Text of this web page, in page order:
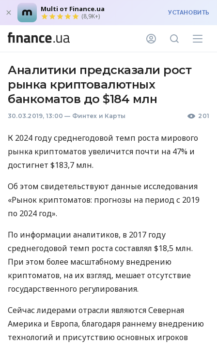
Multi от Finance.ua
(8,9K+) УСТАНОВИТЬ
Аналитики предсказали рост
рынка криптовалютных
банкоматов до $184 млн
30.03.2019, 13:00 — Финтех и Карты 201
К 2024 году среднегодовой темп роста мирового
рынка криптоматов увеличится почти на 47% и
достигнет $183,7 млн.
Об этом свидетельствуют данные исследования
«Рынок криптоматов: прогнозы на период с 2019
по 2024 год».
По информации аналитиков, в 2017 году
среднегодовой темп роста составлял $18,5 млн.
При этом более масштабному внедрению
криптоматов, на их взгляд, мешает отсутствие
государственного регулирования.
Сейчас лидерами отрасли являются Северная
Америка и Европа, благодаря раннему внедрению
технологий и присутствию основных игроков